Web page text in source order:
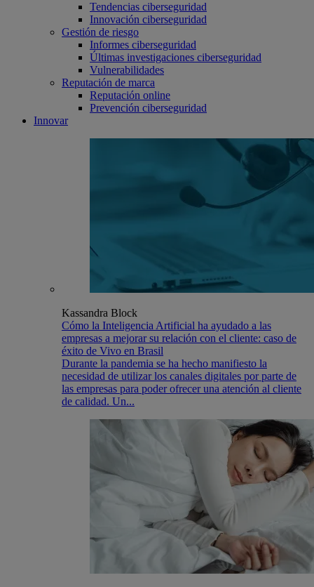
Tendencias ciberseguridad
Innovación ciberseguridad
Gestión de riesgo
Informes ciberseguridad
Últimas investigaciones ciberseguridad
Vulnerabilidades
Reputación de marca
Reputación online
Prevención ciberseguridad
Innovar
Kassandra Block
Cómo la Inteligencia Artificial ha ayudado a las
empresas a mejorar su relación con el cliente: caso de
éxito de Vivo en Brasil
Durante la pandemia se ha hecho manifiesto la
necesidad de utilizar los canales digitales por parte de
las empresas para poder ofrecer una atención al cliente
de calidad. Un...